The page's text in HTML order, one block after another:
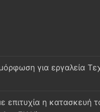
για εργαλεία
επιτυχία η κατασκευή